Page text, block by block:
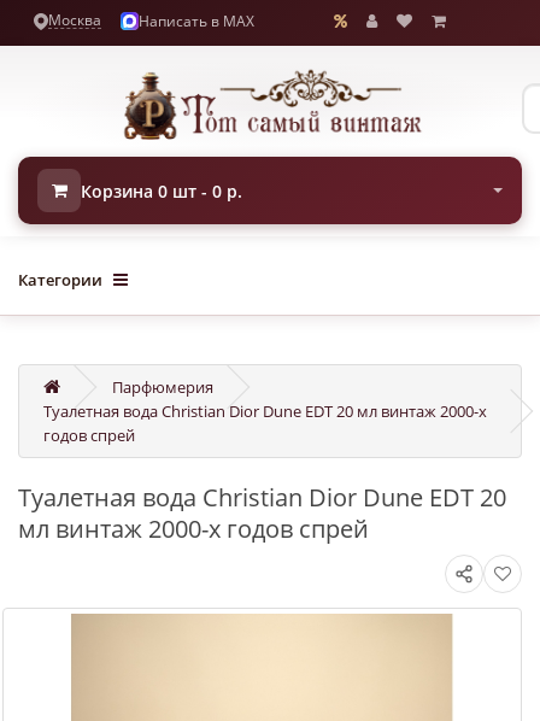
Москва Написать в MAX
Корзина 0 шт - 0 р.
Категории
Парфюмерия
Туалетная вода Christian Dior Dune EDT 20 мл винтаж 2000-х
годов спрей
Туалетная вода Christian Dior Dune EDT 20
мл винтаж 2000-х годов спрей